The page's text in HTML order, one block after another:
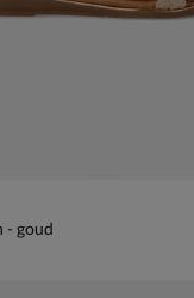
- goud